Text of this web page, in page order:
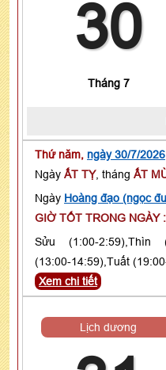
30
Tháng 7
Thứ năm, ngày 30/7/2026
Ngày ẤT TỴ, tháng ẤT
Ngày Hoàng đạo (ngọc
GIỜ TỐT TRONG NGÀY :
Sửu (1:00-2:59),Thìn
(13:00-14:59),Tuất
Xem chi tiết
Lịch dương